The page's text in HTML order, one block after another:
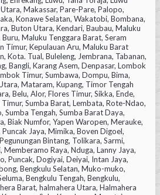
Makassar, Pare-Pare, Palopo,
Konawe Selatan, Wakatobi, Bombana,
Buton Utara, Kendari, Baubau, Maluku
Maluku Tenggara Barat, Seram
Timur, Kepulauan Aru, Maluku Barat
Kota. Tual, Buleleng, Jembrana, Tabanan,
Bangli, Karang Asem, Denpasar, Lombok
Timur, Sumbawa, Dompu, Bima,
Mataram, Kupang, Timor Tengah
Belu, Alor, Flores Timur, Sikka, Ende,
Sumba Barat, Lembata, Rote-Ndao,
Sumba Tengah, Sumba Barat Daya,
Biak Numfor, Yapen Waropen, Merauke,
Puncak Jaya, Mimika, Boven Digoel,
Bintang, Tolikara, Sarmi,
Raya, Nduga, Lanny Jaya,
Puncak, Dogiyai, Deiyai, Intan Jaya,
Bengkulu Selatan, Muko-muko,
Bengkulu Tengah, Bengkulu,
Barat, halmahera Utara, Halmahera